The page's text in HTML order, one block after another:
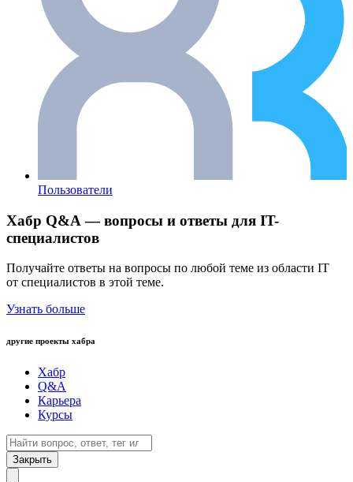
Пользователи
Хабр Q&A — вопросы и ответы для IT-
специалистов
Получайте ответы на вопросы по любой теме из области IT
от специалистов в этой теме.
Узнать больше
другие проекты хабра
Хабр
Q&A
Карьера
Курсы
Закрыть